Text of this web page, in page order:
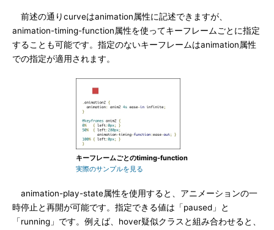
前述の通りcurveはanimation属性に記述できますが、
animation-timing-function属性を使ってキーフレームごとに指定
することも可能です。指定のないキーフレームはanimation属性
での指定が適用されます。
キーフレームごとのtiming-function
実際のサンプルを見る
animation-play-state属性を使用すると、アニメーションの一
時停止と再開が可能です。指定できる値は「paused」と
「running」です。例えば、hover疑似クラスと組み合わせると、